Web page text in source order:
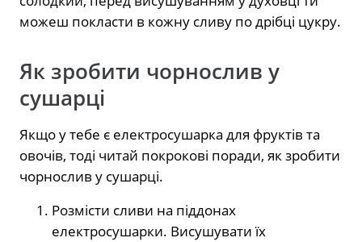
можеш покласти в кожну сливу по дрібці цукру.
Як зробити чорнослив у
сушарці
Якщо у тебе є електросушарка для фруктів та
овочів, тоді читай покрокові поради, як зробити
чорнослив у сушарці.
Розмісти сливи на піддонах
електросушарки. Висушувати їх